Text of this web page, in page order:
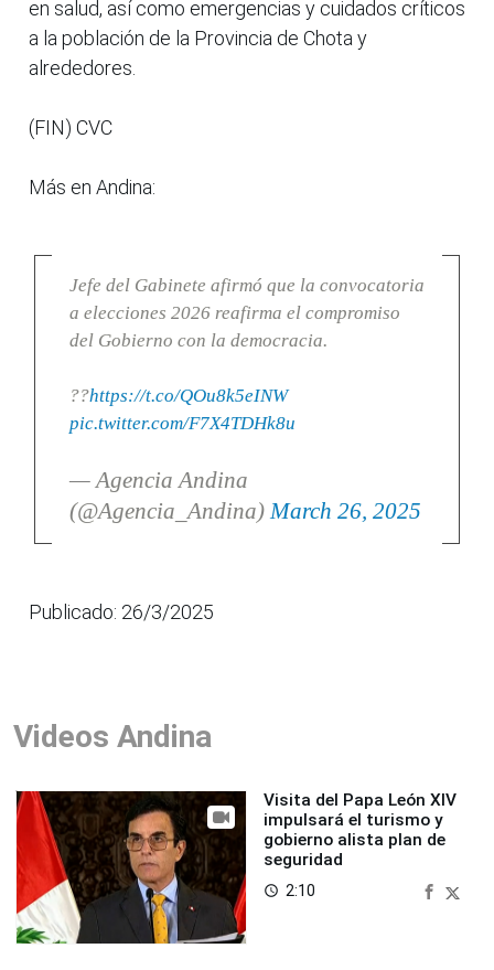
en salud, así como emergencias y cuidados críticos
a la población de la Provincia de Chota y
alrededores.
(FIN) CVC
Más en Andina:
Jefe del Gabinete afirmó que la convocatoria
a elecciones 2026 reafirma el compromiso
del Gobierno con la democracia.
??https://t.co/QOu8k5eINW
pic.twitter.com/F7X4TDHk8u
— Agencia Andina
(@Agencia_Andina)March 26, 2025
Publicado: 26/3/2025
Videos Andina
Visita del Papa León XIV
impulsará el turismo y
gobierno alista plan de
seguridad
access_time 2:10